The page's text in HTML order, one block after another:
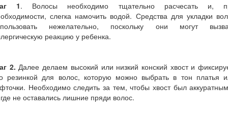
1. Волосы необходимо тщательно расчесать и,
слегка намочить водой. Средства для укладки
нежелательно, поскольку они могут
реакцию у ребенка.
2. Далее делаем высокий или низкий конский хвост и
резинкой для волос, которую можно выбрать в тон платья
Необходимо следить за тем, чтобы хвост был
не оставались лишние пряди волос.